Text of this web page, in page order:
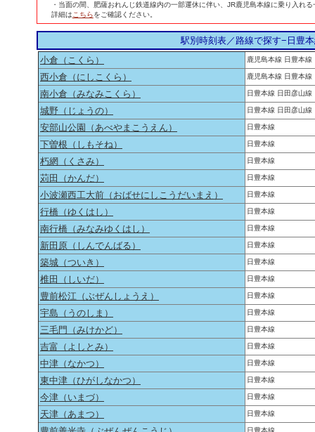
・当面の間、肥薩おれんじ鉄道線内の一部運休に伴い、JR鹿児島本線に乗り入れ
詳細は こちらをご確認ください。
駅別時刻表／路線で探す−日豊
小倉（こくら）
鹿児島本線 日豊本
西小倉（にしこくら） 鹿児島本線 日豊本線
南小倉（みなみこくら） 日豊本線 日田彦山線
城野（じょうの） 日豊本線 日田彦山線
安部山公園（あべやまこうえん） 日豊本線
下曽根（しもそね） 日豊本線
朽網（くさみ） 日豊本線
苅田（かんだ） 日豊本線
小波瀬西工大前（おばせにしこうだいまえ） 日豊本線
行橋（ゆくはし） 日豊本線
南行橋（みなみゆくはし） 日豊本線
新田原（しんでんばる） 日豊本線
築城（ついき） 日豊本線
椎田（しいだ） 日豊本線
豊前松江（ぶぜんしょうえ） 日豊本線
宇島（うのしま） 日豊本線
三毛門（みけかど） 日豊本線
吉富（よしとみ） 日豊本線
中津（なかつ） 日豊本線
東中津（ひがしなかつ） 日豊本線
今津（いまづ） 日豊本線
天津（あまつ） 日豊本線
日豊本線